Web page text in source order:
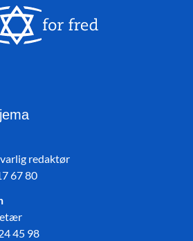
redaktør
67 80
45 98